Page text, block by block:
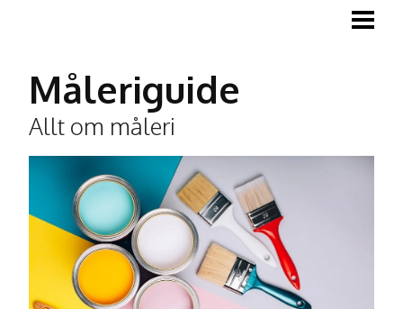
MÅLA LISTER
TAPETSERA
Måleriguide
Allt om måleri